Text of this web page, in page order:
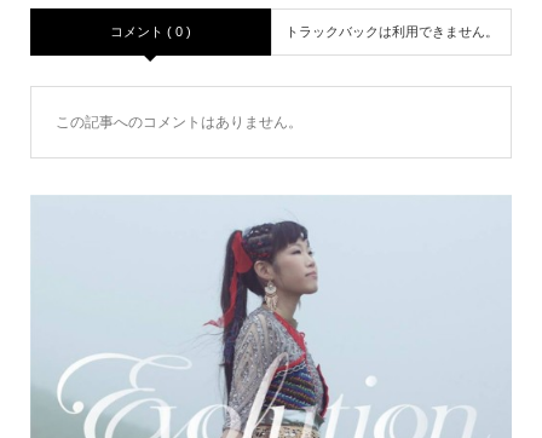
コメント ( 0 ) トラックバックは利用できません。
この記事へのコメントはありません。